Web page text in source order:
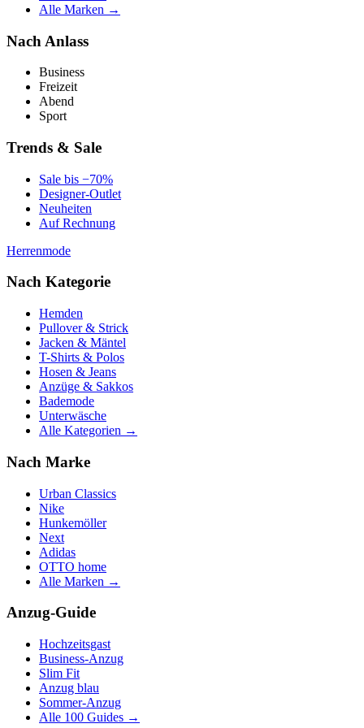
Alle Marken →
Nach Anlass
Business
Freizeit
Abend
Sport
Trends & Sale
Sale bis −70%
Designer-Outlet
Neuheiten
Auf Rechnung
Herrenmode
Nach Kategorie
Hemden
Pullover & Strick
Jacken & Mäntel
T-Shirts & Polos
Hosen & Jeans
Anzüge & Sakkos
Bademode
Unterwäsche
Alle Kategorien →
Nach Marke
Urban Classics
Nike
Hunkemöller
Next
Adidas
OTTO home
Alle Marken →
Anzug-Guide
Hochzeitsgast
Business-Anzug
Slim Fit
Anzug blau
Sommer-Anzug
Alle 100 Guides →